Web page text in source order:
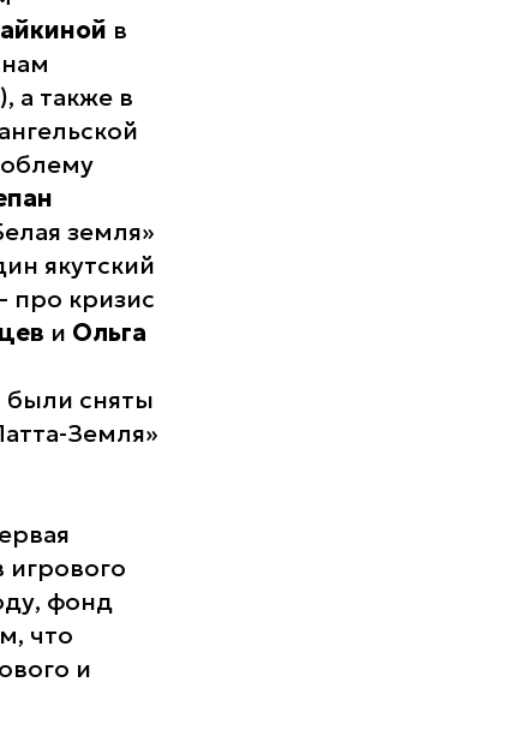
в
а также в
земля»
якутский
про кризис
и Ольга
были сняты
Земля»
фонд
что
и